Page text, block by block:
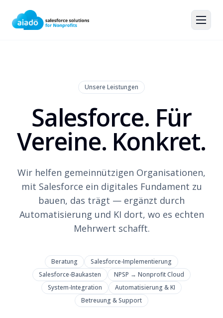
Unsere Leistungen
Salesforce. Für
Vereine. Konkret.
Wir helfen gemeinnützigen Organisationen,
mit Salesforce ein digitales Fundament zu
bauen, das trägt — ergänzt durch
Automatisierung und KI dort, wo es echten
Mehrwert schafft.
Beratung
Salesforce-Implementierung
Salesforce-Baukasten
NPSP → Nonprofit Cloud
System-Integration
Automatisierung & KI
Betreuung & Support